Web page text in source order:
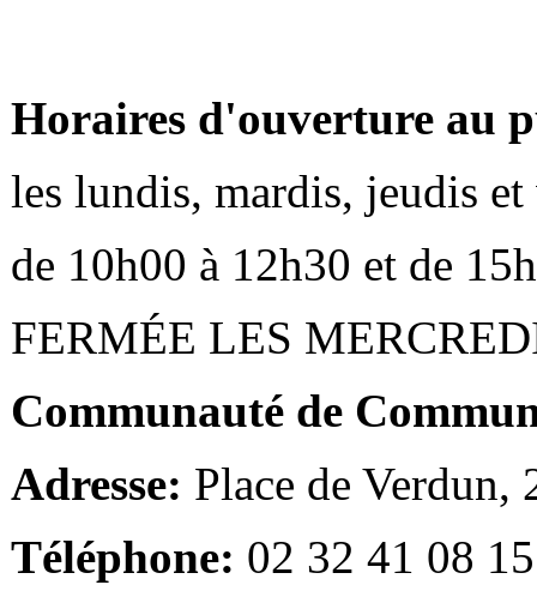
Horaires d'ouverture au
les lundis, mardis, jeudis et
de 10h00 à 12h30 et de
FERMÉE LES
Communauté de
Adresse: Place de Verdun,
Téléphone: 02 32 41 08 15